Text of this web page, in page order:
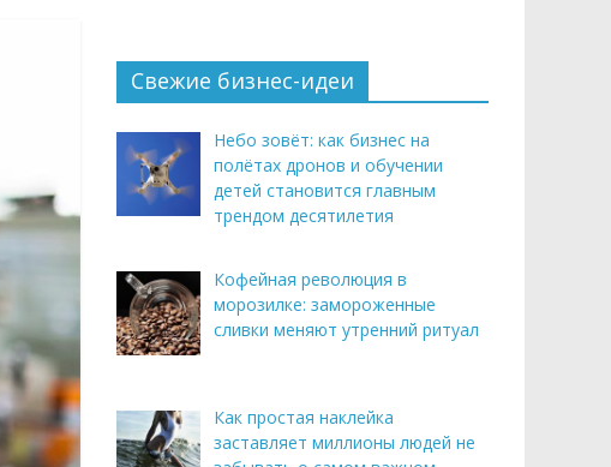
Свежие бизнес-идеи
Небо зовёт: как бизнес на
полётах дронов и обучении
детей становится главным
трендом десятилетия
Кофейная революция в
морозилке: замороженные
сливки меняют утренний ритуал
Как простая наклейка
заставляет миллионы людей не